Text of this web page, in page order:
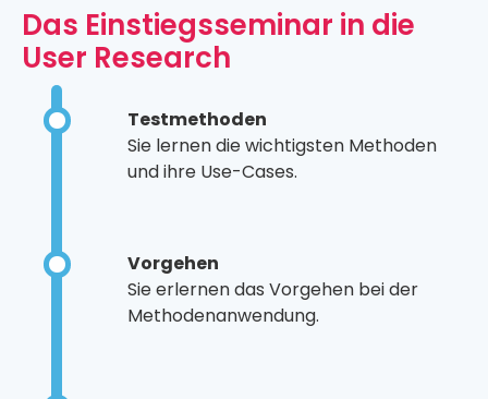
Das Einstiegsseminar in die
User Research
Testmethoden
Sie lernen die wichtigsten Methoden
und ihre Use-Cases.
Vorgehen
Sie erlernen das Vorgehen bei der
Methodenanwendung.